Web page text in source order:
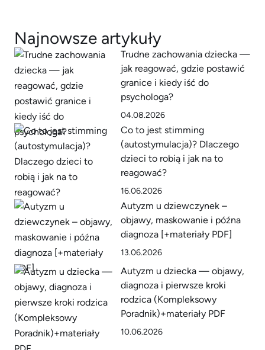
Najnowsze artykuły
Trudne zachowania dziecka —
jak reagować, gdzie postawić
granice i kiedy iść do
psychologa?
04.08.2026
Co to jest stimming
(autostymulacja)? Dlaczego
dzieci to robią i jak na to
reagować?
16.06.2026
Autyzm u dziewczynek –
objawy, maskowanie i późna
diagnoza [+materiały PDF]
13.06.2026
Autyzm u dziecka — objawy,
diagnoza i pierwsze kroki
rodzica (Kompleksowy
Poradnik)+materiały PDF
10.06.2026